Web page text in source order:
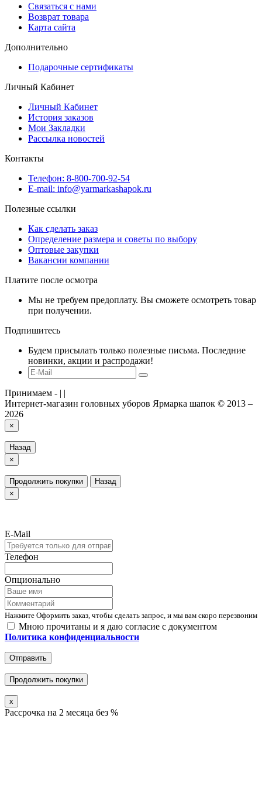
Связаться с нами
Возврат товара
Карта сайта
Дополнительно
Подарочные сертификаты
Личный Кабинет
Личный Кабинет
История заказов
Мои Закладки
Рассылка новостей
Контакты
Телефон: 8-800-700-92-54
E-mail: info@yarmarkashapok.ru
Полезные ссылки
Как сделать заказ
Определение размера и советы по выбору
Оптовые закупки
Вакансии компании
Платите после осмотра
Мы не требуем предоплату. Вы сможете осмотреть товар
при получении.
Подпишитесь
Будем присылать только полезные письма. Последние
новинки, акции и распродажи!
Принимаем - | |
Интернет-магазин головных уборов Ярмарка шапок © 2013 –
2026
×
Назад
×
Продолжить покупки
Назад
×
E-Mail
Телефон
Опционально
Нажмите Оформить заказ, чтобы сделать запрос, и мы вам скоро перезвоним
Мною прочитаны и я даю согласие с документом
Политика конфиденциальности
Отправить
Продолжить покупки
x
Рассрочка на 2 месяца без %